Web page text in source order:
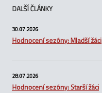
DALŠÍ ČLÁNKY
30.07.2026
Hodnocení sezóny: Mladší žáci
28.07.2026
Hodnocení sezóny: Starší žáci